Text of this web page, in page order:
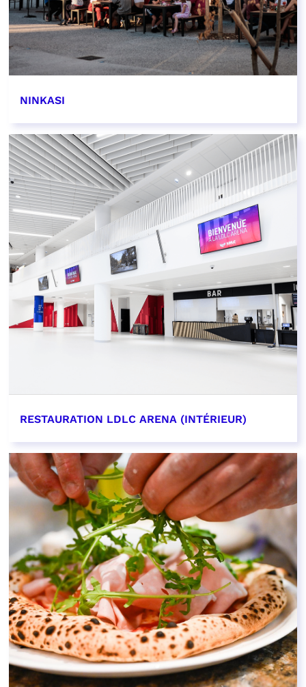
NINKASI
EN SAVOIR PLUS
RESTAURATION LDLC ARENA (INTÉRIEUR)
EN SAVOIR PLUS